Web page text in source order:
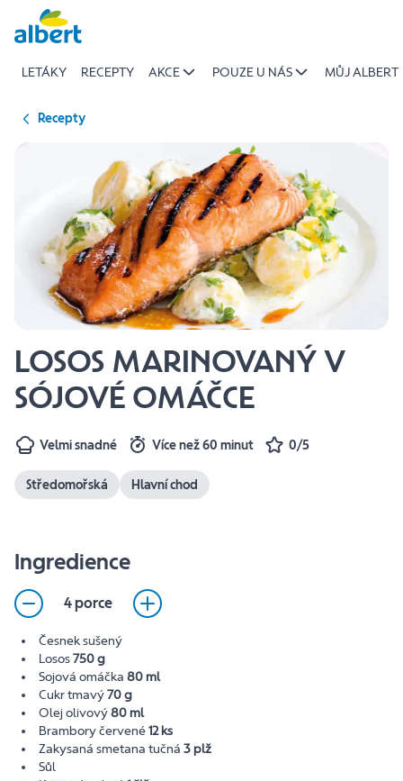
Přeskočit
LETÁKY RECEPTY AKCE POUZE U NÁS MŮJ ALBERT
Recepty
LOSOS MARINOVANÝ V
SÓJOVÉ OMÁČCE
Velmi snadné Více než 60 minut 0/5
Středomořská Hlavní chod
Ingredience
4 porce
Česnek sušený
Losos750 g
Sojová omáčka 80 ml
Cukr tmavý70 g
Olej olivový80 ml
Brambory červené12 ks
Zakysaná smetana tučná 3 plž
Sůl